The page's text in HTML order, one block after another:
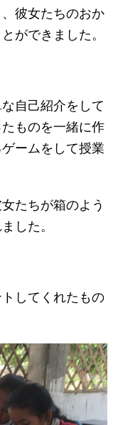
彼女たちのおか
ができました。
自己紹介をして
ものを一緒に作
ームをして授業
たちが箱のよう
した。
してくれたもの